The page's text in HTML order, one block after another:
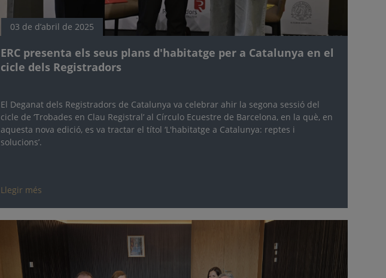
03 de d’abril de 2025
ERC presenta els seus plans d'habitatge per a Catalunya en el
cicle dels Registradors
El Deganat dels Registradors de Catalunya va celebrar ahir la segona sessió del
cicle de ‘Trobades en Clau Registral’ al Círculo Ecuestre de Barcelona, en la què, en
aquesta nova edició, es va tractar el títol ‘L'habitatge a Catalunya: reptes i
solucions’.
Llegir més